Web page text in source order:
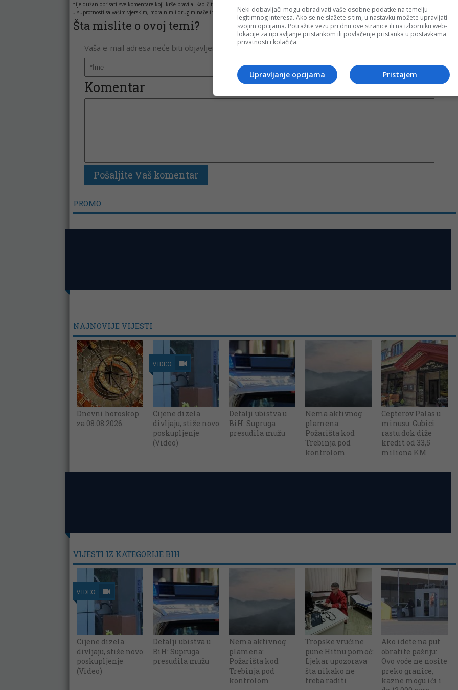
nije dužan obrisati sve komentare koji krše pravila. Kao čitalac takođe prihvatate mogućnost da među komentarima mogu biti pronađeni sadržaji koji mogu biti
u suprotnosti sa vašim vjerskim, moralnim i drugim načelima i uvjerenjima.
Šta mislite o ovoj temi?
Vaša e-mail adresa neće biti objavljena. Sva polja su obavezna!
Komentar
PROMO
NAJNOVIJE VIJESTI
Dnevni horoskop
za 08.08.2026.
VIDEO
Cijene dizela
divljaju, stiže novo
poskupljenje
(Video)
Detalji ubistva u
BiH: Supruga
presudila mužu
Nema aktivnog
plamena:
Požarišta kod
Trebinja pod
kontrolom
Cepterov Palas u
minusu: Gubici
rastu dok diže
kredit od 33,5
miliona KM
VIJESTI IZ KATEGORIJE BIH
VIDEO
Cijene dizela
divljaju, stiže novo
poskupljenje
(Video)
Detalji ubistva u
BiH: Supruga
presudila mužu
Nema aktivnog
plamena:
Požarišta kod
Trebinja pod
kontrolom
Tropske vrućine
pune Hitnu pomoć:
Ljekar upozorava
šta nikako ne
treba raditi
Ako idete na put
obratite pažnju:
Ovo voće ne nosite
preko granice,
kazne mogu ići i
Neki dobavljači mogu obrađivati vaše osobne podatke na temelju
legitimnog interesa. Ako se ne slažete s tim, u nastavku možete upravljati
svojim opcijama. Potražite vezu pri dnu ove stranice ili na izborniku web-
lokacije za upravljanje pristankom ili povlačenje pristanka u postavkama
privatnosti i kolačića.
Pristajem
Upravljanje opcijama